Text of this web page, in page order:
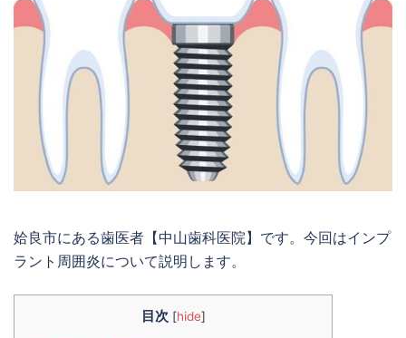
姶良市にある歯医者【中山歯科医院】です。今回はインプ
ラント周囲炎について説明します。
目次 [hide]